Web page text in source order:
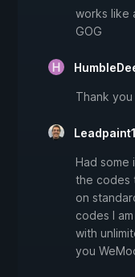
works like
GOG
Thank
Leadpaint1
Had some
the codes
on
codes I
with
you